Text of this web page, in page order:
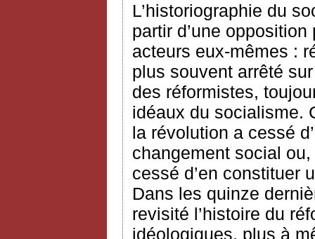
L’historiographie du
partir d’une
acteurs eux-mêmes :
plus souvent arrêté
des réformistes,
idéaux du socialisme.
la révolution a cessé
changement social
cessé d’en constituer
Dans les quinze
revisité l’histoire du
idéologiques, plus à